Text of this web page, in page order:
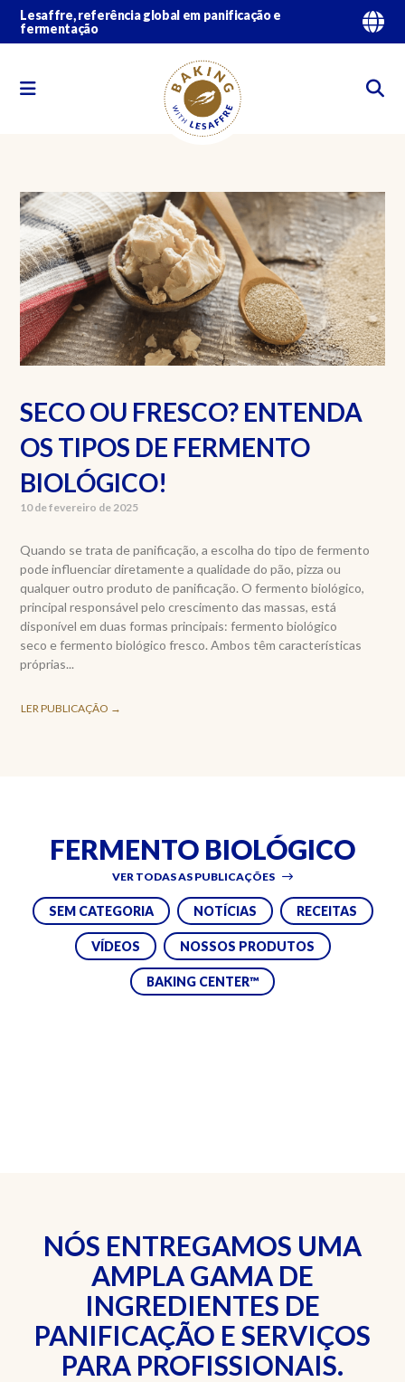
Lesaffre, referência global em panificação e
fermentação
SECO OU FRESCO? ENTENDA
OS TIPOS DE FERMENTO
BIOLÓGICO!
10 de fevereiro de 2025
Quando se trata de panificação, a escolha do tipo de fermento
pode influenciar diretamente a qualidade do pão, pizza ou
qualquer outro produto de panificação. O fermento biológico,
principal responsável pelo crescimento das massas, está
disponível em duas formas principais: fermento biológico
seco e fermento biológico fresco. Ambos têm características
próprias...
LER PUBLICAÇÃO →
FERMENTO BIOLÓGICO
VER TODAS AS PUBLICAÇÕES
SEM CATEGORIA NOTÍCIAS RECEITAS
VÍDEOS NOSSOS PRODUTOS
BAKING CENTER™
NÓS ENTREGAMOS UMA
AMPLA GAMA DE
INGREDIENTES DE
PANIFICAÇÃO E SERVIÇOS
PARA PROFISSIONAIS.